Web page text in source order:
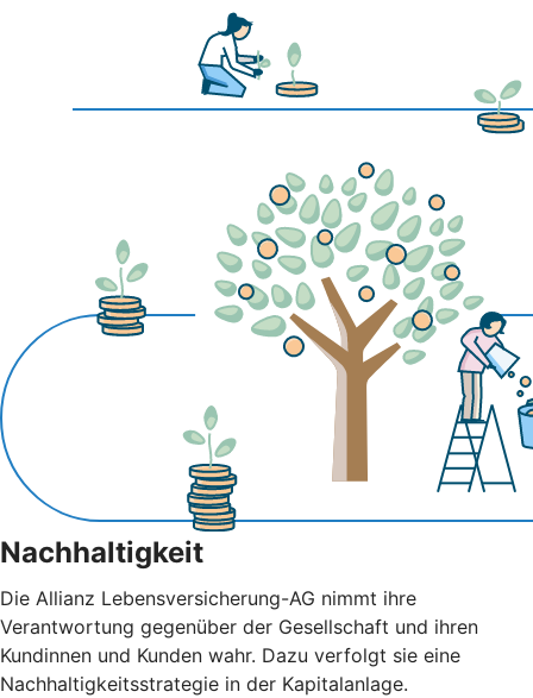
Nachhaltigkeit
Die Allianz Lebensversicherung-AG nimmt ihre
Verantwortung gegenüber der Gesellschaft und ihren
Kundinnen und Kunden wahr. Dazu verfolgt sie eine
Nachhaltigkeitsstrategie in der Kapitalanlage.